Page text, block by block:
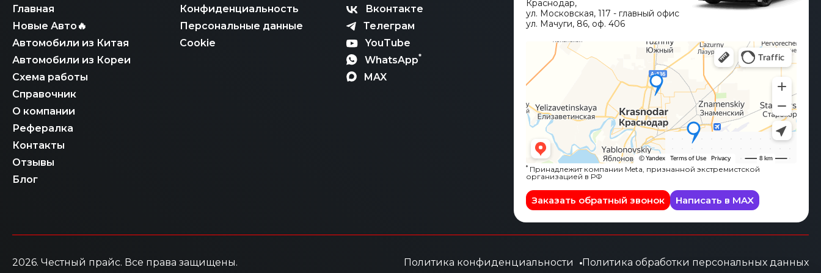
Главная
Новые Авто🔥
Автомобили из Китая
Автомобили из Кореи
Схема работы
Справочник
О компании
Рефералка
Контакты
Отзывы
Блог
Конфиденциальность
Персональные данные
Cookie
Вконтакте
Телеграм
YouTube
WhatsApp*
MAX
Краснодар,
ул. Московская, 117 - главный офис
ул. Мачуги, 86, оф. 406
*Принадлежит компании Meta, признанной экстремистской
организацией в РФ
Заказать обратный звонок Написать в MAX
2026. Честный прайс. Все права защищены. Политика конфиденциальности Политика обработки персональных данных